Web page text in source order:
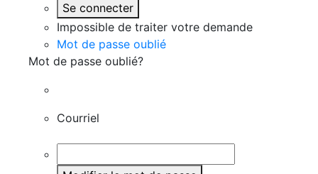
Se connecter
Impossible de traiter votre demande
Mot de passe oublié
Mot de passe oublié?
Courriel